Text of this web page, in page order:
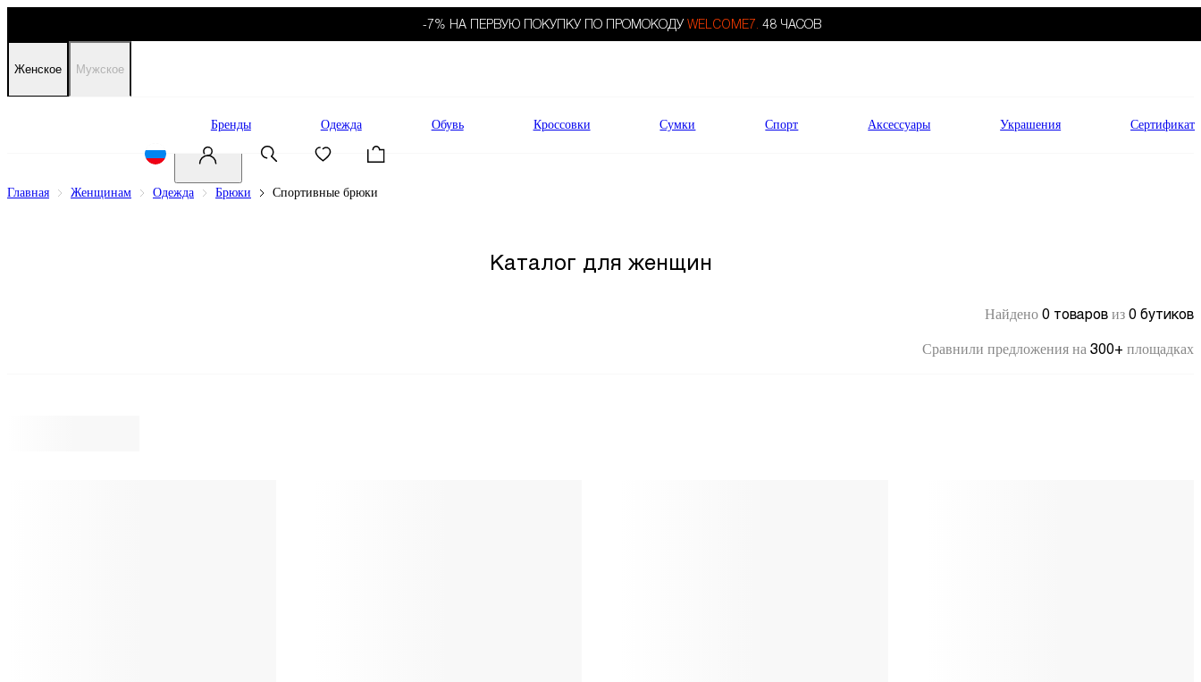
-7% НА ПЕРВУЮ ПОКУПКУ ПО ПРОМОКОДУ WELCOME7. 48 ЧАСОВ
Женское Мужское
Бренды Одежда Обувь Кроссовки Сумки Спорт Аксессуары Украшения Сертификат
Главная Женщинам Одежда Брюки Спортивные брюки
Каталог для женщин
Найдено 0 товаров из 0 бутиков
Сравнили предложения на 300+ площадках